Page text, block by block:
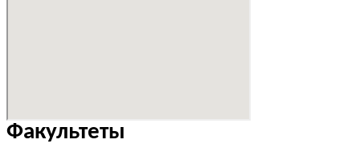
Факультеты